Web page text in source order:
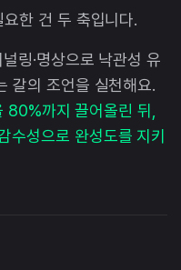
한 건 두 축입니다.
링·명상으로 낙관성 유
갈의 조언을 실천해요.
80%까지 끌어올린 뒤,
수성으로 완성도를 지키